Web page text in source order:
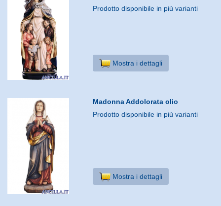
Prodotto disponibile in più varianti
Mostra i dettagli
Madonna Addolorata olio
Prodotto disponibile in più varianti
Mostra i dettagli